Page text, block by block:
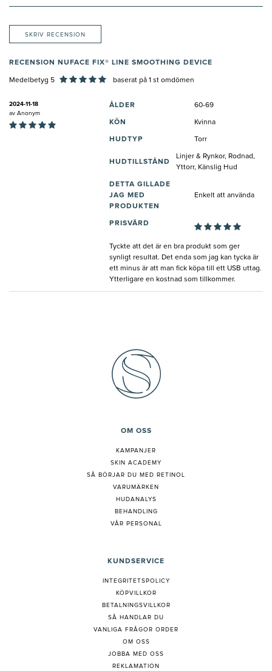
SKRIV RECENSION
RECENSION NUFACE FIX® LINE SMOOTHING DEVICE
Medelbetyg 5 baserat på 1 st omdömen
2024-11-18
av Anonym
ÅLDER 60-69
KÖN Kvinna
HUDTYP Torr
HUDTILLSTÅND
Linjer & Rynkor, Rodnad,
Yttorr, Känslig Hud
DETTA GILLADE
JAG MED
PRODUKTEN
Enkelt att använda
PRISVÄRD
Tyckte att det är en bra produkt som ger
synligt resultat. Det enda som jag kan tycka är
ett minus är att man fick köpa till ett USB uttag.
Ytterligare en kostnad som tillkommer.
OM OSS
KAMPANJER
SKIN ACADEMY
SÅ BÖRJAR DU MED RETINOL
VARUMÄRKEN
HUDANALYS
BEHANDLING
VÅR PERSONAL
KUNDSERVICE
INTEGRITETSPOLICY
KÖPVILLKOR
BETALNINGSVILLKOR
SÅ HANDLAR DU
VANLIGA FRÅGOR ORDER
OM OSS
JOBBA MED OSS
REKLAMATION